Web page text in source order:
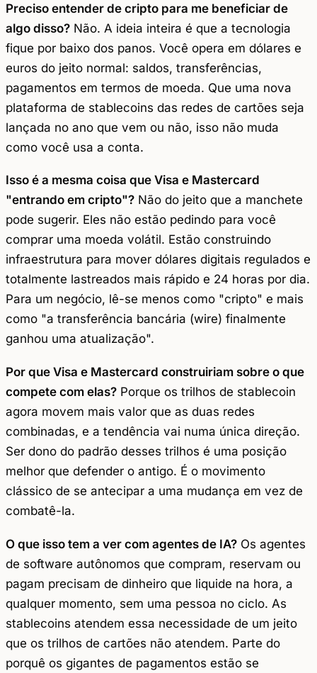
Preciso entender de cripto para me beneficiar de
algo disso? Não. A ideia inteira é que a tecnologia
fique por baixo dos panos. Você opera em dólares e
euros do jeito normal: saldos, transferências,
pagamentos em termos de moeda. Que uma nova
plataforma de stablecoins das redes de cartões seja
lançada no ano que vem ou não, isso não muda
como você usa a conta.
Isso é a mesma coisa que Visa e Mastercard
"entrando em cripto"? Não do jeito que a manchete
pode sugerir. Eles não estão pedindo para você
comprar uma moeda volátil. Estão construindo
infraestrutura para mover dólares digitais regulados e
totalmente lastreados mais rápido e 24 horas por dia.
Para um negócio, lê-se menos como "cripto" e mais
como "a transferência bancária (wire) finalmente
ganhou uma atualização".
Por que Visa e Mastercard construiriam sobre o que
compete com elas? Porque os trilhos de stablecoin
agora movem mais valor que as duas redes
combinadas, e a tendência vai numa única direção.
Ser dono do padrão desses trilhos é uma posição
melhor que defender o antigo. É o movimento
clássico de se antecipar a uma mudança em vez de
combatê-la.
O que isso tem a ver com agentes de IA? Os agentes
de software autônomos que compram, reservam ou
pagam precisam de dinheiro que liquide na hora, a
qualquer momento, sem uma pessoa no ciclo. As
stablecoins atendem essa necessidade de um jeito
que os trilhos de cartões não atendem. Parte do
porquê os gigantes de pagamentos estão se